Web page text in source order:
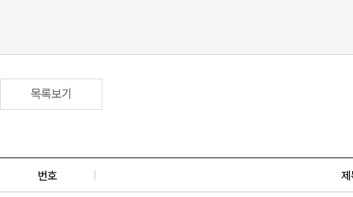
목록보기
번호